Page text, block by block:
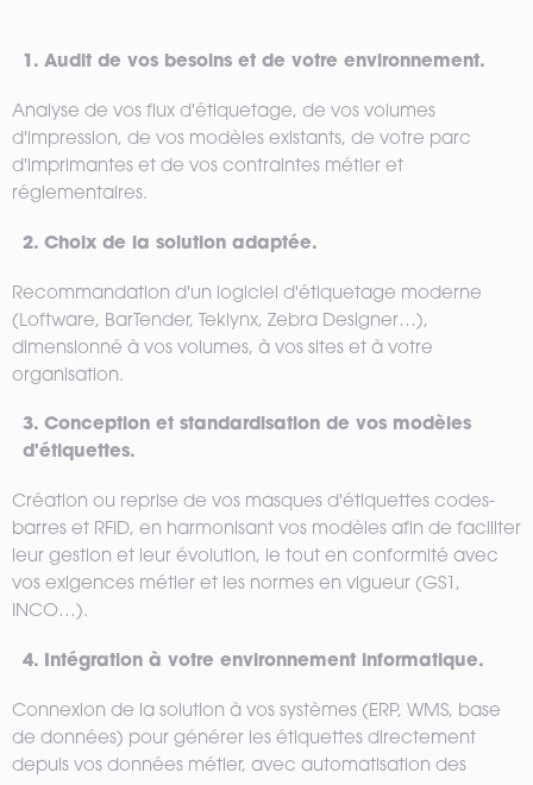
1. Audit de vos besoins et de votre environnement.
Analyse de vos flux d'étiquetage, de vos volumes
d'impression, de vos modèles existants, de votre parc
d'imprimantes et de vos contraintes métier et
réglementaires.
2. Choix de la solution adaptée.
Recommandation d'un logiciel d'étiquetage moderne
(Loftware, BarTender, Teklynx, Zebra Designer…),
dimensionné à vos volumes, à vos sites et à votre
organisation.
3. Conception et standardisation de vos modèles
d'étiquettes.
Création ou reprise de vos masques d'étiquettes codes-
barres et RFID, en harmonisant vos modèles afin de faciliter
leur gestion et leur évolution, le tout en conformité avec
vos exigences métier et les normes en vigueur (GS1,
INCO…).
4. Intégration à votre environnement informatique.
Connexion de la solution à vos systèmes (ERP, WMS, base
de données) pour générer les étiquettes directement
depuis vos données métier, avec automatisation des